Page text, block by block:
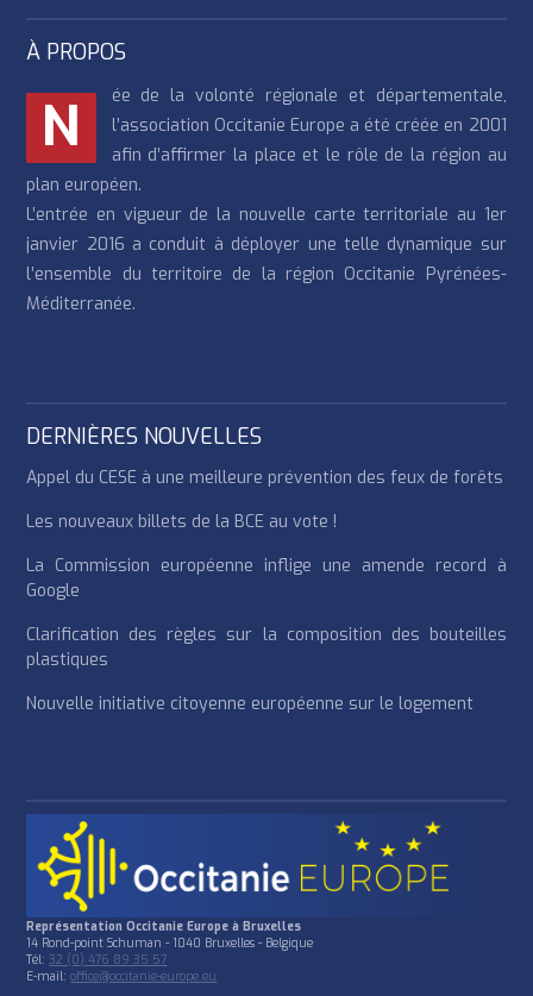
À PROPOS
N
ée de la volonté régionale et départementale,
l’association Occitanie Europe a été créée en 2001
afin d’affirmer la place et le rôle de la région au
plan européen.
L’entrée en vigueur de la nouvelle carte territoriale au 1er
janvier 2016 a conduit à déployer une telle dynamique sur
l’ensemble du territoire de la région Occitanie Pyrénées-
Méditerranée.
DERNIÈRES NOUVELLES
Appel du CESE à une meilleure prévention des feux de forêts
Les nouveaux billets de la BCE au vote !
La Commission européenne inflige une amende record à
Google
Clarification des règles sur la composition des bouteilles
plastiques
Nouvelle initiative citoyenne européenne sur le logement
Représentation Occitanie Europe à Bruxelles
14 Rond-point Schuman - 1040 Bruxelles - Belgique
Tél:32 (0) 476 89 35 57
E-mail:office@occitanie-europe.eu